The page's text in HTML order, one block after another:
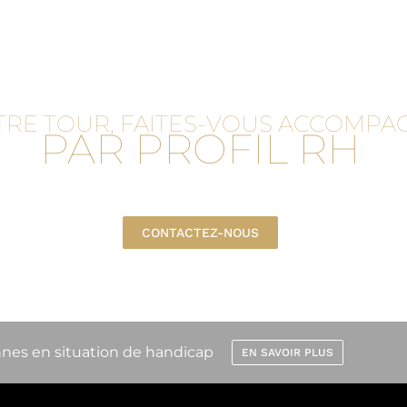
TOUR, FAITES-VOUS
PAR PROFIL RH
CONTACTEZ-NOUS
en situation de handicap EN SAVOIR PLUS